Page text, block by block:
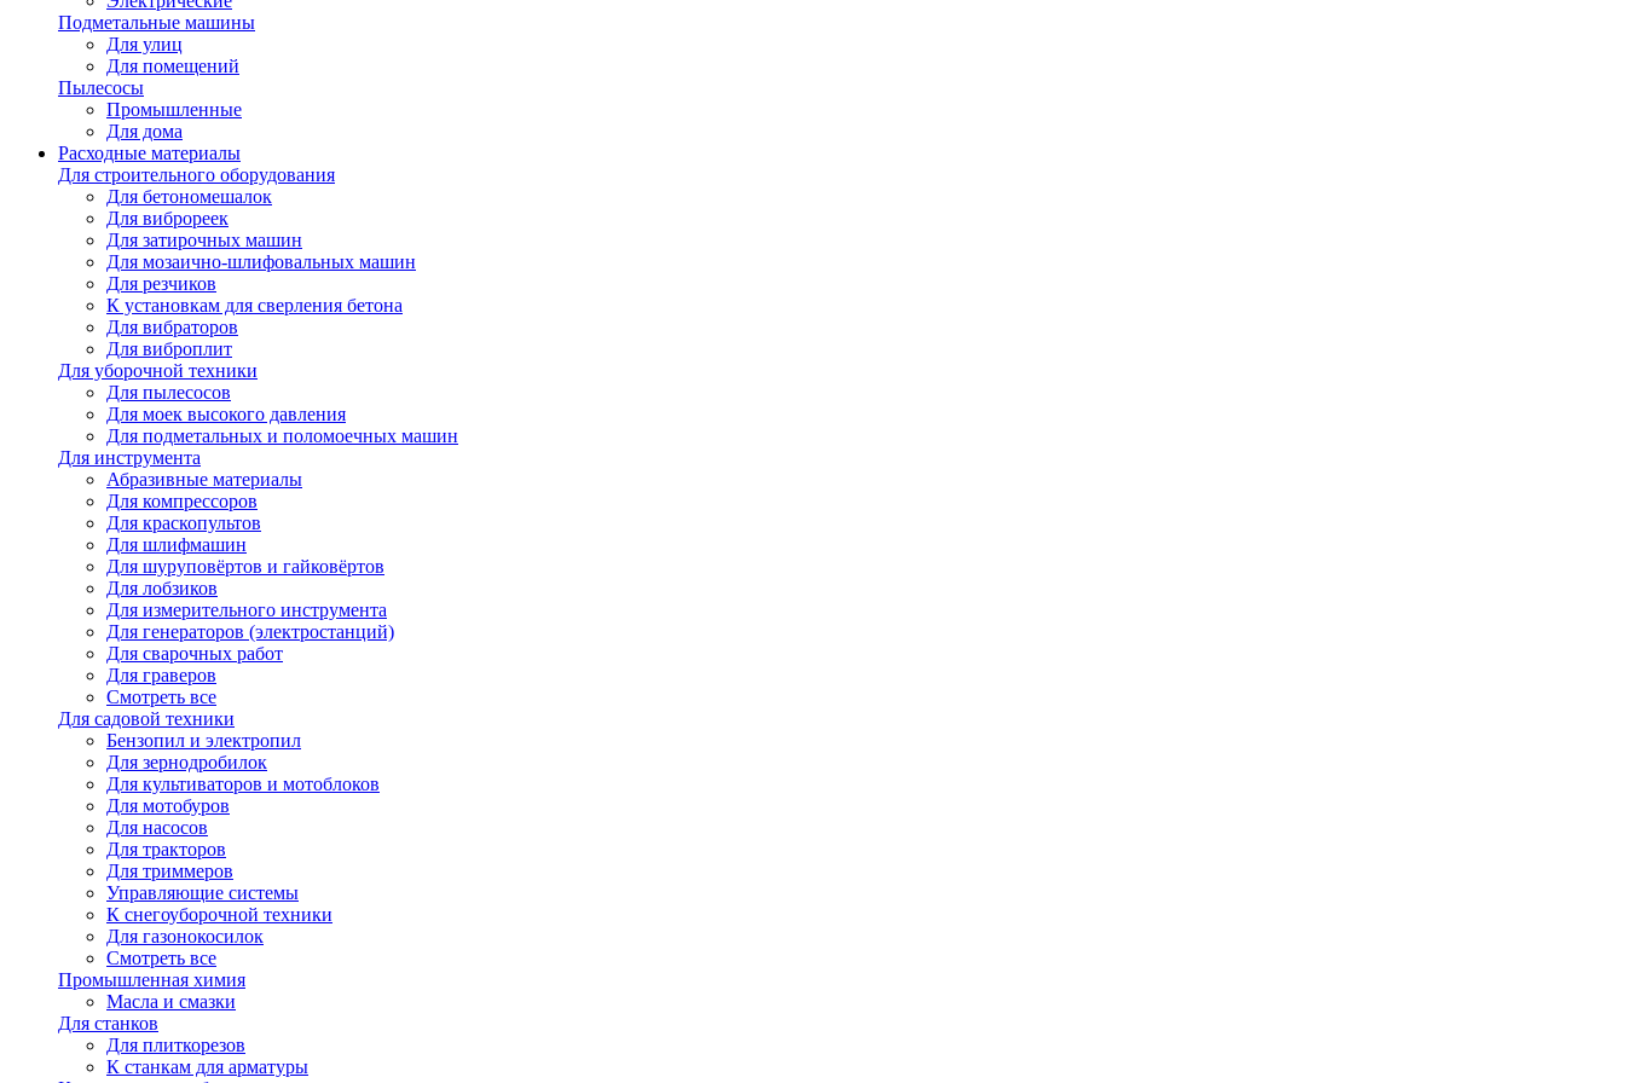
Подметальные машины
Для улиц
Для помещений
Пылесосы
Промышленные
Для дома
Расходные материалы
Для строительного оборудования
Для бетономешалок
Для виброреек
Для затирочных машин
Для мозаично-шлифовальных машин
Для резчиков
К установкам для сверления бетона
Для вибраторов
Для виброплит
Для уборочной техники
Для пылесосов
Для моек высокого давления
Для подметальных и поломоечных машин
Для инструмента
Абразивные материалы
Для компрессоров
Для краскопультов
Для шлифмашин
Для шуруповёртов и гайковёртов
Для лобзиков
Для измерительного инструмента
Для генераторов (электростанций)
Для сварочных работ
Для граверов
Смотреть все
Для садовой техники
Бензопил и электропил
Для зернодробилок
Для культиваторов и мотоблоков
Для мотобуров
Для насосов
Для тракторов
Для триммеров
Управляющие системы
К снегоуборочной техники
Для газонокосилок
Смотреть все
Промышленная химия
Масла и смазки
Для станков
Для плиткорезов
К станкам для арматуры